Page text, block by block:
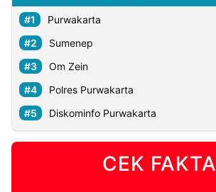
Purwakarta
Sumenep
Om Zein
Polres Purwakarta
Diskominfo Purwakarta
CEK FAKTA